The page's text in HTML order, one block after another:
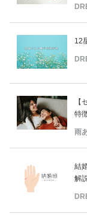
12
【
特
雨
結
解